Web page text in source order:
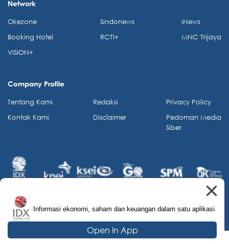
Informasi ekonomi, saham dan keuangan dalam satu aplikasi.
Open in App
Network
Okezone
Booking Hotel
VISION+
Sindonews
RCTI+
iNews
MNC Trijaya
Company Profile
Tentang Kami
Kontak Kami
Redaksi
Disclaimer
Privacy Policy
Pedoman Media
Siber
© 2026 IDX Channel. All Rights Reserved.